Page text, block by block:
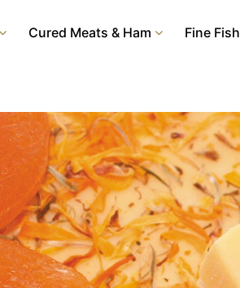
Cured Meats & Ham Fine Fish